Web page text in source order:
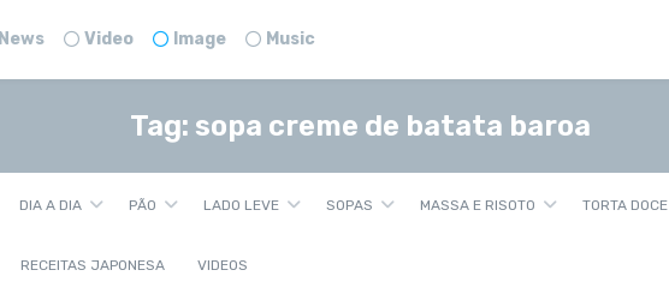
News Video Image Music
Tag: sopa creme de batata baroa
DIA A DIA PÃO LADO LEVE SOPAS MASSA E RISOTO TORTA DOCE
RECEITAS JAPONESA VIDEOS